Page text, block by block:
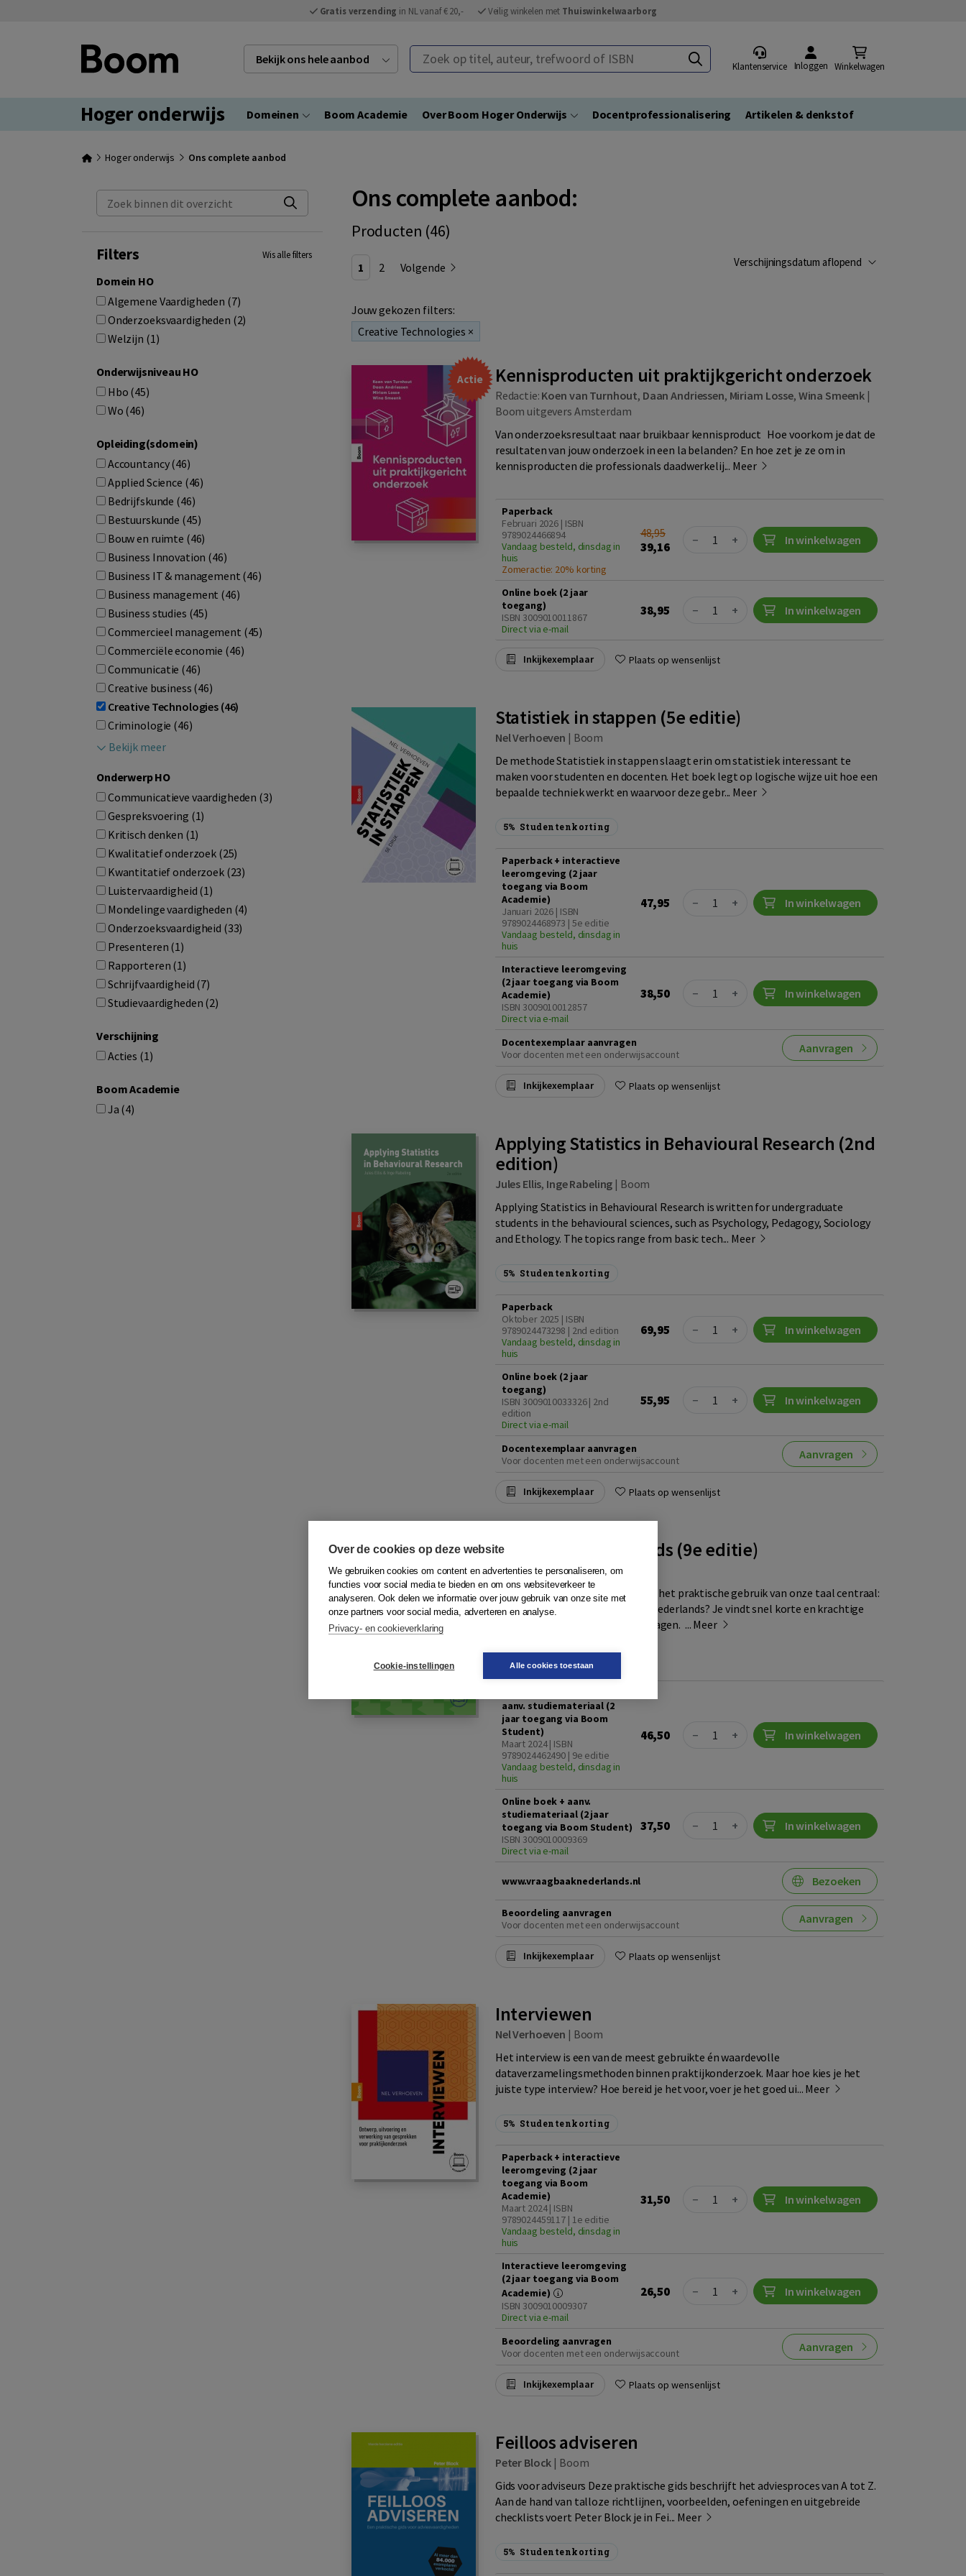
Gratis verzending in NL vanaf € 20,- Veilig winkelen met Thuiswinkelwaarborg
Bekijk ons hele aanbod Zoek op titel, auteur, trefwoord of ISBN
Klantenservice Inloggen Winkelwagen
Hoger onderwijs Domeinen Boom Academie Over Boom Hoger Onderwijs Docentprofessionalisering Artikelen & denkstof
Hoger onderwijs Ons complete aanbod
Zoek binnen dit overzicht
Filters Wis alle filters
Domein HO
Algemene Vaardigheden (7)
Onderzoeksvaardigheden (2)
Welzijn (1)
Onderwijsniveau HO
Hbo (45)
Wo (46)
Opleiding(sdomein)
Accountancy (46)
Applied Science (46)
Bedrijfskunde (46)
Bestuurskunde (45)
Bouw en ruimte (46)
Business Innovation (46)
Business IT & management (46)
Business management (46)
Business studies (45)
Commercieel management (45)
Commerciële economie (46)
Communicatie (46)
Creative business (46)
Creative Technologies (46)
Criminologie (46)
Bekijk meer
Onderwerp HO
Communicatieve vaardigheden (3)
Gespreksvoering (1)
Kritisch denken (1)
Kwalitatief onderzoek (25)
Kwantitatief onderzoek (23)
Luistervaardigheid (1)
Mondelinge vaardigheden (4)
Onderzoeksvaardigheid (33)
Presenteren (1)
Rapporteren (1)
Schrijfvaardigheid (7)
Studievaardigheden (2)
Verschijning
Acties (1)
Boom Academie
Ja (4)
Ons complete aanbod:
Producten (46)
1 2 Volgende Verschijningsdatum aflopend
Jouw gekozen filters:
Creative Technologies ×
Actie Kennisproducten uit praktijkgericht onderzoek
Redactie: Koen van Turnhout, Daan Andriessen, Miriam Losse, Wina Smeenk |
Boom uitgevers Amsterdam
Van onderzoeksresultaat naar bruikbaar kennisproduct Hoe voorkom je dat de
resultaten van jouw onderzoek in een la belanden? En hoe zet je ze om in
kennisproducten die professionals daadwerkelij... Meer
Paperback
Februari 2026 | ISBN
9789024466894
Vandaag besteld, dinsdag in
huis
Zomeractie: 20% korting
48,95
39,16
Quantity
− + In winkelwagen
Online boek (2 jaar
toegang)
ISBN 3009010011867
Direct via e-mail
38,95 Quantity
− + In winkelwagen
Inkijkexemplaar Plaats op wensenlijst
Statistiek in stappen (5e editie)
Nel Verhoeven | Boom
De methode Statistiek in stappen slaagt erin om statistiek interessant te
maken voor studenten en docenten. Het boek legt op logische wijze uit hoe een
bepaalde techniek werkt en waarvoor deze gebr... Meer
5% Studentenkorting
Paperback + interactieve
leeromgeving (2 jaar
toegang via Boom
Academie)
Januari 2026 | ISBN
9789024468973 | 5e editie
Vandaag besteld, dinsdag in
huis
47,95 Quantity
− + In winkelwagen
Interactieve leeromgeving
(2 jaar toegang via Boom
Academie)
ISBN 3009010012857
Direct via e-mail
38,50 Quantity
− + In winkelwagen
Docentexemplaar aanvragen
Voor docenten met een onderwijsaccount
Aanvragen
Inkijkexemplaar Plaats op wensenlijst
Applying Statistics in Behavioural Research (2nd
edition)
Jules Ellis, Inge Rabeling | Boom
Applying Statistics in Behavioural Research is written for undergraduate
students in the behavioural sciences, such as Psychology, Pedagogy, Sociology
and Ethology. The topics range from basic tech... Meer
5% Studentenkorting
Paperback
Oktober 2025 | ISBN
9789024473298 | 2nd edition
Vandaag besteld, dinsdag in
huis
69,95 Quantity
− + In winkelwagen
Online boek (2 jaar
toegang)
ISBN 3009010033326 | 2nd
edition
Direct via e-mail
55,95 Quantity
− + In winkelwagen
Docentexemplaar aanvragen
Voor docenten met een onderwijsaccount
Aanvragen
Inkijkexemplaar Plaats op wensenlijst
Vraagbaak Nederlands (9e editie)
Eric Tiggeler|Boom
In de Vraagbaak Nederlands staat het praktische gebruik van onze taal centraal:
hoe schrijf je foutloos en helder Nederlands? Je vindt snel korte en krachtige
antwoorden op honderden taalvragen. ... Meer
aanv. studiemateriaal (2
jaar toegang via Boom
Student)
Maart 2024 | ISBN
9789024462490 | 9e editie
Vandaag besteld, dinsdag in
huis
46,50 Quantity
− + In winkelwagen
Online boek + aanv.
studiemateriaal (2 jaar
toegang via Boom Student)
ISBN 3009010009369
Direct via e-mail
37,50 Quantity
− + In winkelwagen
www.vraagbaaknederlands.nl Bezoeken
Beoordeling aanvragen
Voor docenten met een onderwijsaccount
Aanvragen
Inkijkexemplaar Plaats op wensenlijst
Interviewen
Nel Verhoeven | Boom
Het interview is een van de meest gebruikte én waardevolle
dataverzamelingsmethoden binnen praktijkonderzoek. Maar hoe kies je het
juiste type interview? Hoe bereid je het voor, voer je het goed ui... Meer
5% Studentenkorting
Paperback + interactieve
leeromgeving (2 jaar
toegang via Boom
Academie)
Maart 2024 | ISBN
9789024459117 | 1e editie
Vandaag besteld, dinsdag in
huis
31,50 Quantity
− + In winkelwagen
Interactieve leeromgeving
(2 jaar toegang via Boom
Academie)
ISBN 3009010009307
Direct via e-mail
26,50 Quantity
− + In winkelwagen
Beoordeling aanvragen
Voor docenten met een onderwijsaccount
Aanvragen
Inkijkexemplaar Plaats op wensenlijst
Feilloos adviseren
Peter Block | Boom
Gids voor adviseurs Deze praktische gids beschrijft het adviesproces van A tot Z.
Aan de hand van talloze richtlijnen, voorbeelden, oefeningen en uitgebreide
checklists voert Peter Block je in Fei... Meer
5% Studentenkorting
Over de cookies op deze website
We gebruiken cookies om content en advertenties te personaliseren, om
functies voor social media te bieden en om ons websiteverkeer te
analyseren. Ook delen we informatie over jouw gebruik van onze site met
onze partners voor social media, adverteren en analyse.
Privacy- en cookieverklaring
Cookie-instellingen Alle cookies toestaan